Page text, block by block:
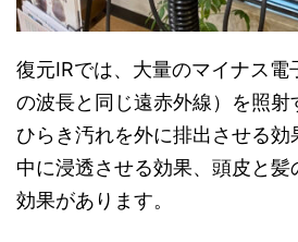
復元IRでは、大量のマイナス電
の波長と同じ遠赤外線）を照
ひらき汚れを外に排出させる
中に浸透させる効果、頭皮と髪
効果があります。